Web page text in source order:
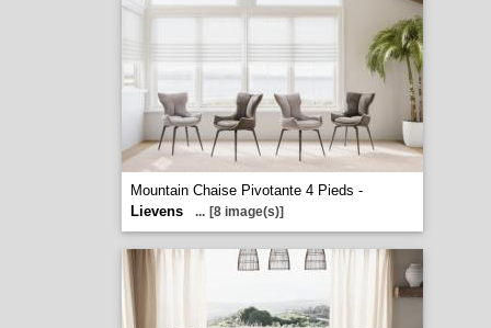
Mountain Chaise Pivotante 4 Pieds -
Lievens
... [8 image(s)]